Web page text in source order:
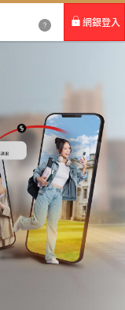
網銀登入
企業網路銀行